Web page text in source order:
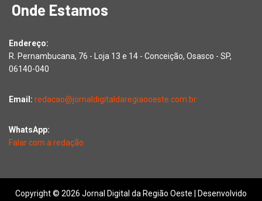
Onde Estamos
Endereço:
R. Pernambucana, 76 - Loja 13 e 14 - Conceição, Osasco - SP,
06140-040
Email: redacao@jornaldigitaldaregiaooeste.com.br
WhatsApp:
Falar com a redação
Copyright © 2026 Jornal Digital da Região Oeste | Desenvolvido